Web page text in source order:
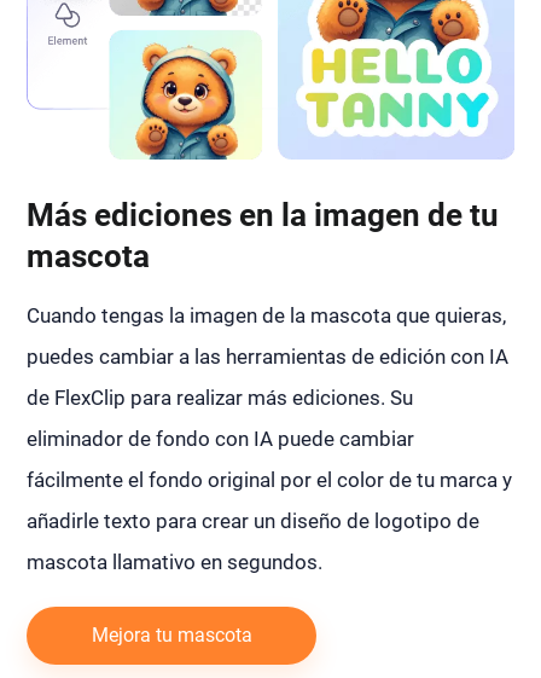
Más ediciones en la imagen de tu
mascota
Cuando tengas la imagen de la mascota que quieras,
puedes cambiar a las herramientas de edición con IA
de FlexClip para realizar más ediciones. Su
eliminador de fondo con IA puede cambiar
fácilmente el fondo original por el color de tu marca y
añadirle texto para crear un diseño de logotipo de
mascota llamativo en segundos.
Mejora tu mascota